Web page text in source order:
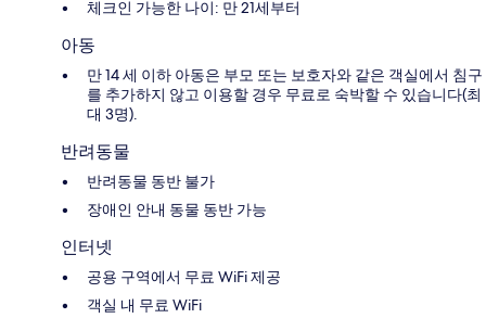
체크인 가능한 나이: 만 21세부터
아동
만 14 세 이하 아동은 부모 또는 보호자와 같은 객실에서 침구
를 추가하지 않고 이용할 경우 무료로 숙박할 수 있습니다(최
대 3명).
반려동물
반려동물 동반 불가
장애인 안내 동물 동반 가능
인터넷
공용 구역에서 무료 WiFi 제공
객실 내 무료 WiFi